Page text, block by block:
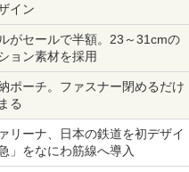
イン
がセールで半額。23～31cmの
ョン素材を採用
ポーチ。ファスナー閉めるだけ
る
リーナ、日本の鉄道を初デザイ
」をなにわ筋線へ導入